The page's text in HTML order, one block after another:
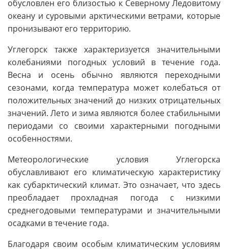
обусловлен его близостью к Северному Ледовитому
океану и суровыми арктическими ветрами, которые
пронизывают его территорию.
Углегорск также характеризуется значительными
колебаниями погодных условий в течение года.
Весна и осень обычно являются переходными
сезонами, когда температура может колебаться от
положительных значений до низких отрицательных
значений. Лето и зима являются более стабильными
периодами со своими характерными погодными
особенностями.
Метеорологические условия Углегорска
обуславливают его климатическую характеристику
как субарктический климат. Это означает, что здесь
преобладает прохладная погода с низкими
среднегодовыми температурами и значительными
осадками в течение года.
Благодаря своим особым климатическим условиям